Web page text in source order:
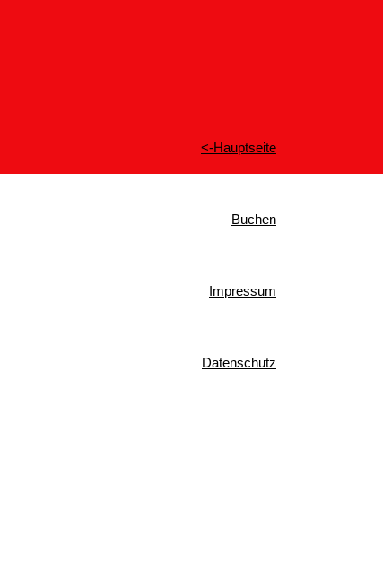
<-Hauptseite
Buchen
Impressum
Datenschutz